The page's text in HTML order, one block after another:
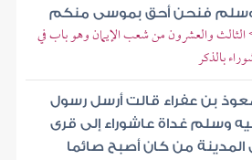
وسلم فنحن أحق بموسى منكم
الثالث والعشرون من شعب الإيمان وهو باب في
بالذكر
بن عفراء قالت أرسل رسول
وسلم غداة عاشوراء إلى قرى
المدينة من كان أصبح صائما